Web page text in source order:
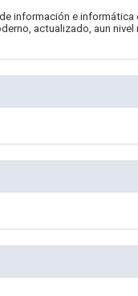
información e informática
actualizado, aun